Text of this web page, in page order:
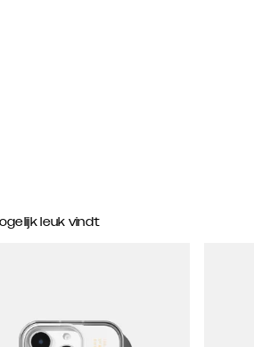
leuk vindt